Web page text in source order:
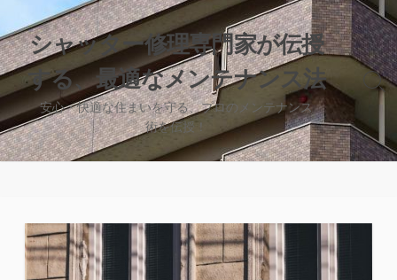
ン
テ
ン
ツ
へ
ス
キ
シャッター修理専門家が伝授
する、最適なメンテナンス法
安心・快適な住まいを守る、プロのメンテナンス
術を伝授！
検
索
り
替